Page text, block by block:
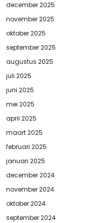
december 2025
november 2025
oktober 2025
september 2025
augustus 2025
juli 2025
juni 2025
mei 2025
april 2025
maart 2025
februari 2025
januari 2025
december 2024
november 2024
oktober 2024
september 2024